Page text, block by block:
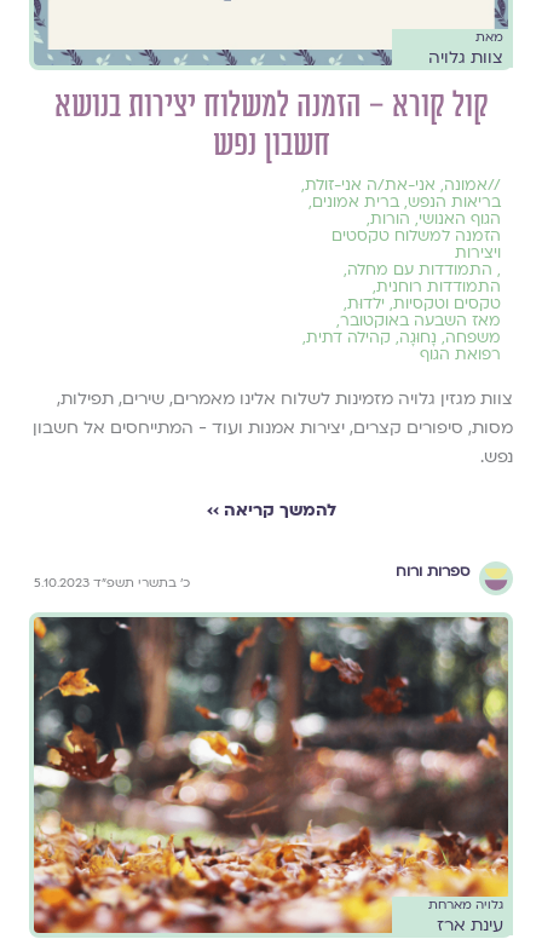
מאת
צוות גלויה
קול קורא – הזמנה למשלוח יצירות בנושא
חשבון נפש
//אמונה, אני-את/ה אני-זולת,
בריאות הנפש, ברית אמונים,
הגוף האנושי, הורות,
הזמנה למשלוח טקסטים
ויצירות
, התמודדות עם מחלה,
התמודדות רוחנית,
טקסים וטקסיות, ילדוּת,
מאז השבעה באוקטובר,
משפחה, נָחוּגָה, קהילה דתית,
רפואת הגוף
צוות מגזין גלויה מזמינות לשלוח אלינו מאמרים, שירים, תפילות,
מסות, סיפורים קצרים, יצירות אמנות ועוד - המתייחסים אל חשבון
נפש.
להמשך קריאה ››
ספרות ורוח
כ׳ בתשרי תשפ״ד 5.10.2023
גלויה מארחת
עינת ארז